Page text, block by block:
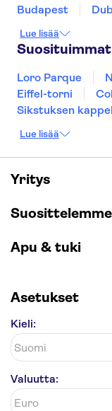
Budapest
Rovaniemi
Ljubljana
Riika
Lue lisää
Loro Parque
Eiffel-torni
Sikstuksen
Moulin Rouge
London Eye
Wieliczkan
Caminito del Rey
Golden Circle
Lue lisää
Yritys
Suosittelemme
Apu & tuki
Asetukset
Kieli:
Valuutta: